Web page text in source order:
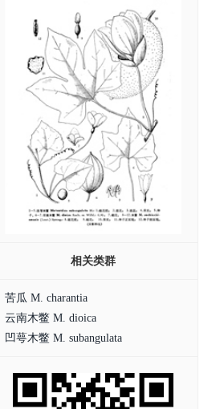
相关类群
苦瓜 M. charantia
云南木鳖 M. dioica
凹萼木鳖 M. subangulata